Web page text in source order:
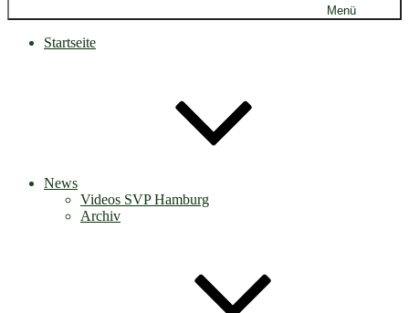
Menü
Startseite
News
Videos SVP Hamburg
Archiv